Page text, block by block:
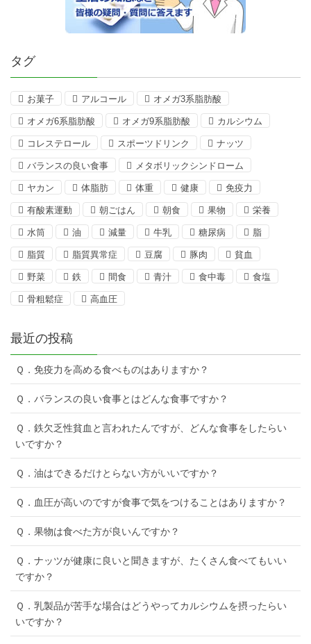
タグ
お菓子 アルコール オメガ3系脂肪酸
オメガ6系脂肪酸 オメガ9系脂肪酸 カルシウム
コレステロール スポーツドリンク ナッツ
バランスの良い食事 メタボリックシンドローム
ヤカン 体脂肪 体重 健康 免疫力
有酸素運動 朝ごはん 朝食 果物 栄養
水筒 油 減量 牛乳 糖尿病 脂
脂質 脂質異常症 豆腐 豚肉 貧血
野菜 鉄 間食 青汁 食中毒 食塩
骨粗鬆症 高血圧
最近の投稿
Ｑ．免疫力を高める食べものはありますか？
Ｑ．バランスの良い食事とはどんな食事ですか？
Ｑ．鉄欠乏性貧血と言われたんですが、どんな食事をしたらい
いですか？
Ｑ．油はできるだけとらない方がいいですか？
Ｑ．血圧が高いのですが食事で気をつけることはありますか？
Ｑ．果物は食べた方が良いんですか？
Ｑ．ナッツが健康に良いと聞きますが、たくさん食べてもいい
ですか？
Ｑ．乳製品が苦手な場合はどうやってカルシウムを摂ったらい
いですか？